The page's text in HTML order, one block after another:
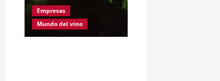
Empresas
Mundo del vino